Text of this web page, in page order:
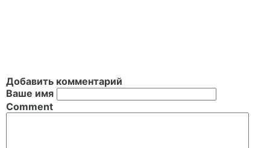
Добавить комментарий
Ваше имя
Comment